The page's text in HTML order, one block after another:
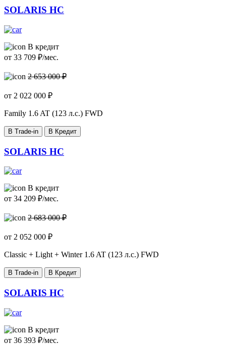
SOLARIS HC
В кредит
от 33 709 ₽/мес.
2 653 000 ₽
от 2 022 000 ₽
Family 1.6 AT (123 л.с.) FWD
В Trade-in В Кредит
SOLARIS HC
В кредит
от 34 209 ₽/мес.
2 683 000 ₽
от 2 052 000 ₽
Classic + Light + Winter 1.6 AT (123 л.с.) FWD
В Trade-in В Кредит
SOLARIS HC
В кредит
от 36 393 ₽/мес.